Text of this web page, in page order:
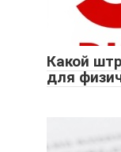
Какой
для